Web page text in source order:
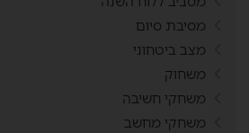
מסיבת סיום
מצב ביטחוני
משחוק
משחקי חשיבה
משחקי מחשב